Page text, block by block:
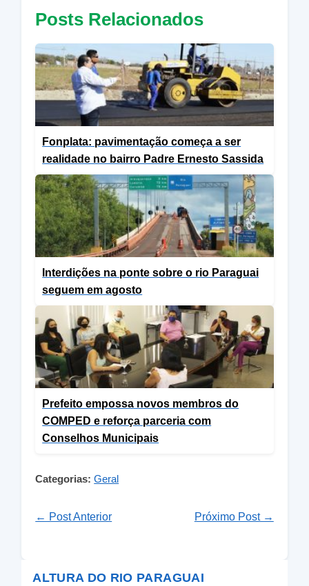
Posts Relacionados
Fonplata: pavimentação começa a ser
realidade no bairro Padre Ernesto Sassida
Interdições na ponte sobre o rio Paraguai
seguem em agosto
Prefeito empossa novos membros do
COMPED e reforça parceria com
Conselhos Municipais
Categorias: Geral
← Post Anterior Próximo Post →
ALTURA DO RIO PARAGUAI